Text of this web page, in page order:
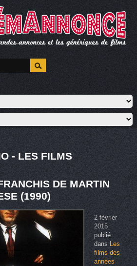
- LES FILMS
DE MARTIN
(1990)
2 février
2015
publié
dansLes
films des
années